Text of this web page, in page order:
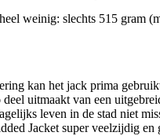
weinig: slechts 515 gram
kan het jack prima
uitmaakt van een
leven in de stad niet
Jacket super veelzijdig en